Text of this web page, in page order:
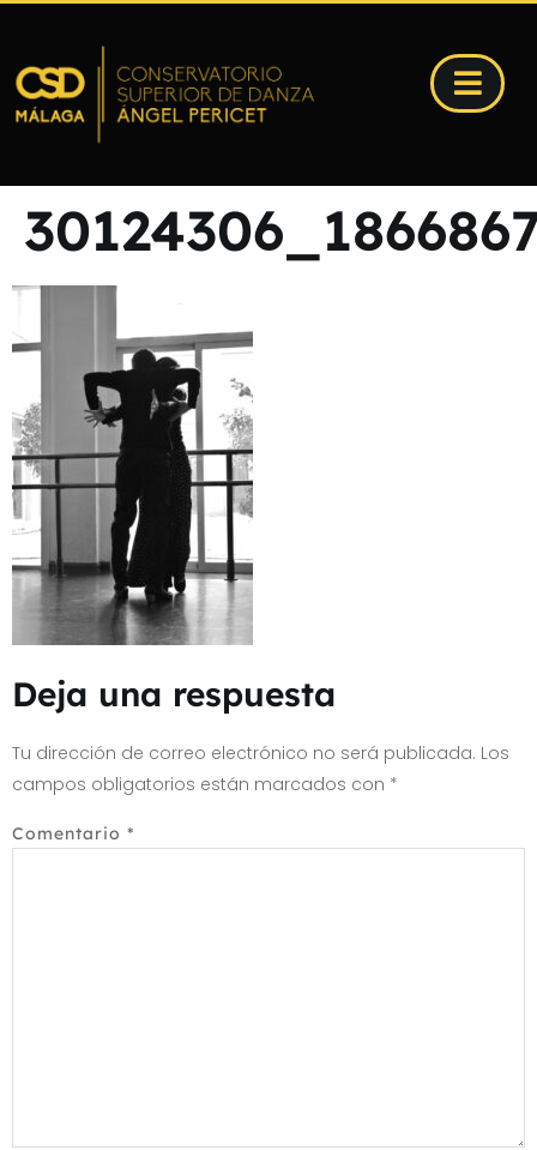
Deja una respuesta
Tu dirección de correo electrónico no será publicada. Los
campos obligatorios están marcados con *
Comentario *